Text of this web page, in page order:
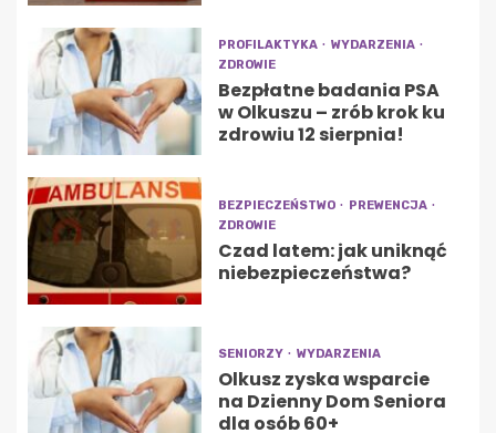
PROFILAKTYKA
WYDARZENIA
ZDROWIE
Bezpłatne badania PSA
w Olkuszu – zrób krok ku
zdrowiu 12 sierpnia!
BEZPIECZEŃSTWO
PREWENCJA
ZDROWIE
Czad latem: jak uniknąć
niebezpieczeństwa?
SENIORZY WYDARZENIA
Olkusz zyska wsparcie
na Dzienny Dom Seniora
dla osób 60+